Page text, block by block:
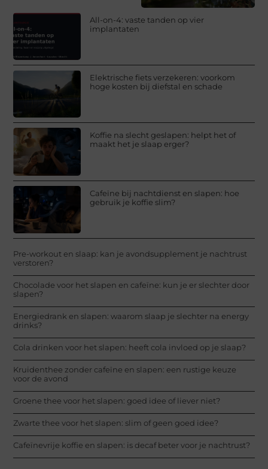
All-on-4: vaste tanden op vier
implantaten
Elektrische fiets verzekeren: voorkom
hoge kosten bij diefstal en schade
Koffie na slecht geslapen: helpt het of
maakt het je slaap erger?
Cafeïne bij nachtdienst en slapen: hoe
gebruik je koffie slim?
Pre-workout en slaap: kan je avondsupplement je nachtrust
verstoren?
Chocolade voor het slapen en cafeïne: kun je er slechter door
slapen?
Energiedrank en slapen: waarom slaap je slechter na energy
drinks?
Cola drinken voor het slapen: heeft cola invloed op je slaap?
Kruidenthee zonder cafeïne en slapen: een rustige keuze
voor de avond
Groene thee voor het slapen: goed idee of liever niet?
Zwarte thee voor het slapen: slim of geen goed idee?
Cafeïnevrije koffie en slapen: is decaf beter voor je nachtrust?